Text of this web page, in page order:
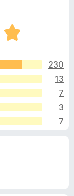
230
13
7
3
7